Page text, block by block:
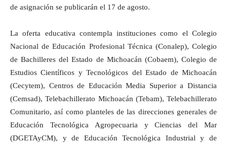
de asignación se publicarán el 17 de agosto.
La oferta educativa contempla instituciones como el Colegio
Nacional de Educación Profesional Técnica (Conalep), Colegio
de Bachilleres del Estado de Michoacán (Cobaem), Colegio de
Estudios Científicos y Tecnológicos del Estado de Michoacán
(Cecytem), Centros de Educación Media Superior a Distancia
(Cemsad), Telebachillerato Michoacán (Tebam), Telebachillerato
Comunitario, así como planteles de las direcciones generales de
Educación Tecnológica Agropecuaria y Ciencias del Mar
(DGETAyCM), y de Educación Tecnológica Industrial y de